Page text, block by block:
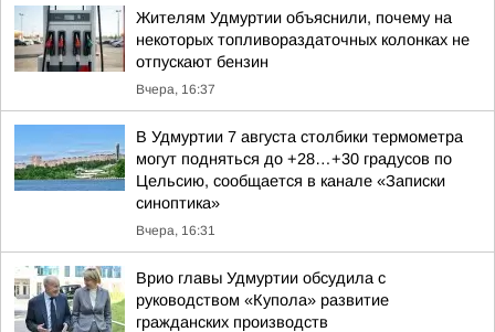
Жителям Удмуртии объяснили, почему на
некоторых топливораздаточных колонках не
отпускают бензин
Вчера, 16:37
В Удмуртии 7 августа столбики термометра
могут подняться до +28…+30 градусов по
Цельсию, сообщается в канале «Записки
синоптика»
Вчера, 16:31
Врио главы Удмуртии обсудила с
руководством «Купола» развитие
гражданских производств